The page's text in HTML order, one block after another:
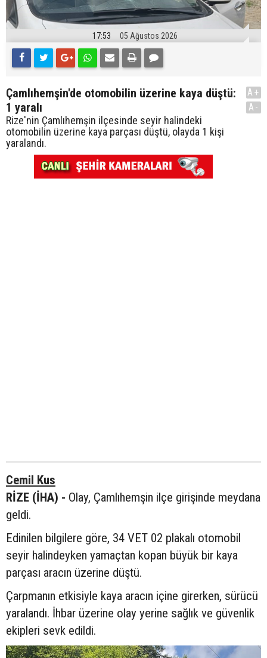
17:53 05 Ağustos 2026
Çamlıhemşin'de otomobilin üzerine kaya düştü:
1 yaralı
Rize'nin Çamlıhemşin ilçesinde seyir halindeki
otomobilin üzerine kaya parçası düştü, olayda 1 kişi
yaralandı.
A+
A-
Cemil Kus
RİZE (İHA) - Olay, Çamlıhemşin ilçe girişinde meydana
geldi.
Edinilen bilgilere göre, 34 VET 02 plakalı otomobil
seyir halindeyken yamaçtan kopan büyük bir kaya
parçası aracın üzerine düştü.
Çarpmanın etkisiyle kaya aracın içine girerken, sürücü
yaralandı. İhbar üzerine olay yerine sağlık ve güvenlik
ekipleri sevk edildi.